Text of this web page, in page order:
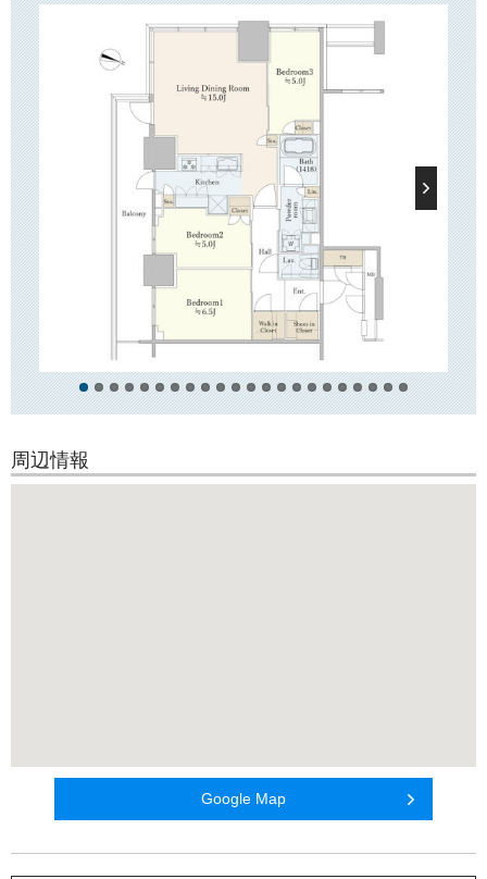
約15帖のリビングダイニングは2面採光で開放感がございます！
バルコニーは南向きです。
文京区小石川1丁目の分譲賃貸マンション「パークコート文京小石川
都営三田線・大江戸線「春日」駅徒歩1分。
東京メトロ南北線・丸ノ内線「後楽園」駅徒歩2分。
複数路線利用可の好立地が魅力です。
2021年3月竣工・地上40階建て。
春日・後楽園駅前の再開発で誕生した高層マンションです。
TVモニターつきオートロックや宅配ボックス、防犯カメラはもちろんの
24時間有人管理（コンシェルジュサービスつき）で安心してお住まいい
建物内にはゲストルームやキッズルームなどもございます。
また、高層階（23階以上）の直通エレベーターもございます。
駅前には文京区役所「文京シビックセンター」や複合アミューズメント
「東京ドームシティ」などがございます。
飲食店やドラッグストア、郵便局、銀行の支店などもございますので、
周辺情報
Google Map